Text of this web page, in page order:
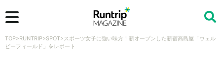
検索
TOP>RUNTRIP>SPOT>スポーツ女子に強い味方！新オープンした新宿高島屋「ウェル
ビーフィールド」をレポート